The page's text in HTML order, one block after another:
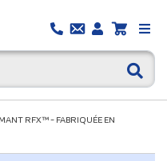
RFX™ - FABRIQUÉE EN